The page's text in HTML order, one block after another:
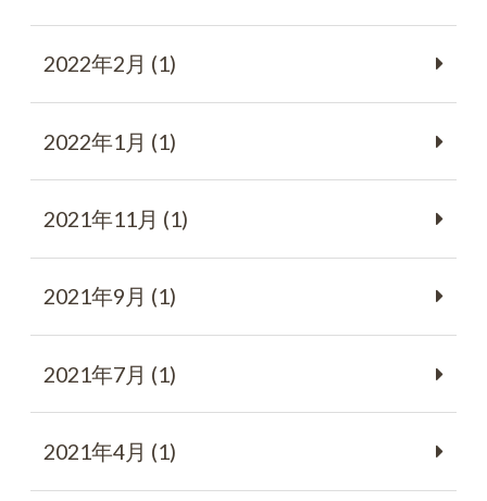
2022年2月 (1)
2022年1月 (1)
2021年11月 (1)
2021年9月 (1)
2021年7月 (1)
2021年4月 (1)